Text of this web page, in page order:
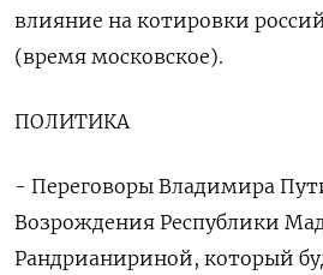
влияние на котировки
(время московское).
ПОЛИТИКА
- Переговоры Владимира
Возрождения Республики
Рандрианириной, который